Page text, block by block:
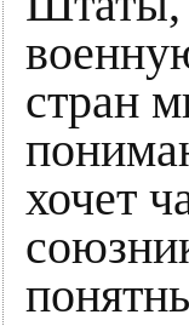
стран
хочет